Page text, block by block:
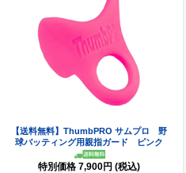
【送料無料】ThumbPRO サムプロ 野
球バッティング用親指ガード ピンク
特別価格 7,900円 (税込)